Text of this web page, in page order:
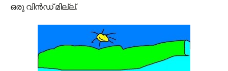
ഒരു വിന്‍ഡ്‌ മില്ല്.